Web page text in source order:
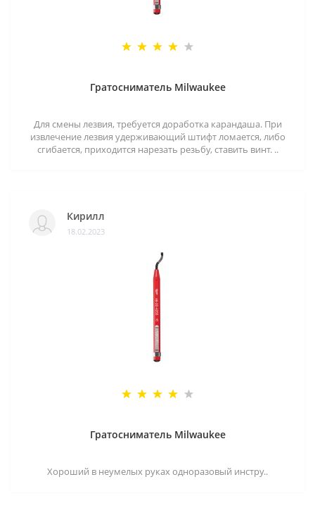
Гратосниматель Milwaukee
Для смены лезвия, требуется доработка карандаша. При
извлечение лезвия удерживающий штифт ломается, либо
сгибается, приходится нарезать резьбу, ставить винт. ..
Кирилл
18.02.2023
Гратосниматель Milwaukee
Хороший в неумелых руках одноразовый инстру..